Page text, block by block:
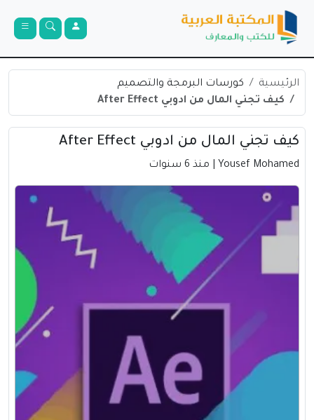
الرئيسية
كورسات البرمجة والتصميم
كيف تجني المال من ادوبي After Effect
كيف تجني المال من ادوبي After Effect
Yousef Mohamed | منذ 6 سنوات